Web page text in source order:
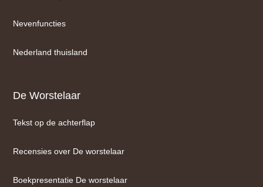
Nevenfuncties
Nederland thuisland
De Worstelaar
Tekst op de achterflap
Recensies over De worstelaar
Boekpresentatie De worstelaar